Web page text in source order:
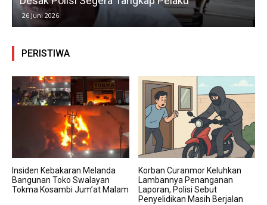
26 Juni 2026
PERISTIWA
Insiden Kebakaran Melanda
Bangunan Toko Swalayan
Tokma Kosambi Jum’at Malam
Korban Curanmor Keluhkan
Lambannya Penanganan
Laporan, Polisi Sebut
Penyelidikan Masih Berjalan